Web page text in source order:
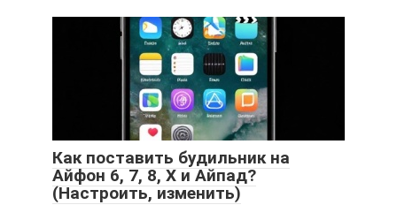
Как поставить будильник на
Айфон 6, 7, 8, X и Айпад?
(Настроить, изменить)